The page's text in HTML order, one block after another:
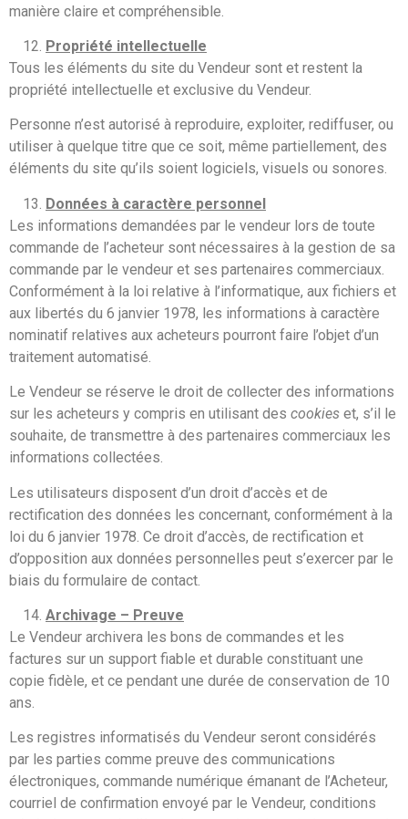
manière claire et compréhensible.
Propriété intellectuelle
Tous les éléments du site du Vendeur sont et restent la
propriété intellectuelle et exclusive du Vendeur.
Personne n’est autorisé à reproduire, exploiter, rediffuser, ou
utiliser à quelque titre que ce soit, même partiellement, des
éléments du site qu’ils soient logiciels, visuels ou sonores.
Données à caractère personnel
Les informations demandées par le vendeur lors de toute
commande de l’acheteur sont nécessaires à la gestion de sa
commande par le vendeur et ses partenaires commerciaux.
Conformément à la loi relative à l’informatique, aux fichiers et
aux libertés du 6 janvier 1978, les informations à caractère
nominatif relatives aux acheteurs pourront faire l’objet d’un
traitement automatisé.
Le Vendeur se réserve le droit de collecter des informations
sur les acheteurs y compris en utilisant des cookies et, s’il le
souhaite, de transmettre à des partenaires commerciaux les
informations collectées.
Les utilisateurs disposent d’un droit d’accès et de
rectification des données les concernant, conformément à la
loi du 6 janvier 1978. Ce droit d’accès, de rectification et
d’opposition aux données personnelles peut s’exercer par le
biais du formulaire de contact.
Archivage – Preuve
Le Vendeur archivera les bons de commandes et les
factures sur un support fiable et durable constituant une
copie fidèle, et ce pendant une durée de conservation de 10
ans.
Les registres informatisés du Vendeur seront considérés
par les parties comme preuve des communications
électroniques, commande numérique émanant de l’Acheteur,
courriel de confirmation envoyé par le Vendeur, conditions